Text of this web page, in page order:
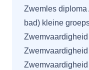
Zwemles diploma
bad) kleine